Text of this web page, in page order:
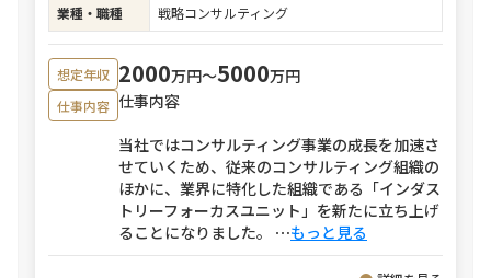
業種・職種
戦略コンサルティング
想定年収 2000万円〜5000万円
仕事内容 仕事内容
当社ではコンサルティング事業の成長を加速さ
せていくため、従来のコンサルティング組織の
ほかに、業界に特化した組織である「インダス
トリーフォーカスユニット」を新たに立ち上げ
ることになりました。 ⋯もっと見る